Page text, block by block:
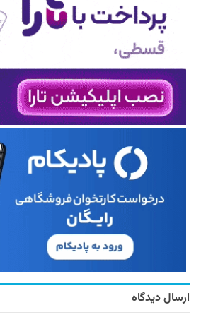
ارسال دیدگاه